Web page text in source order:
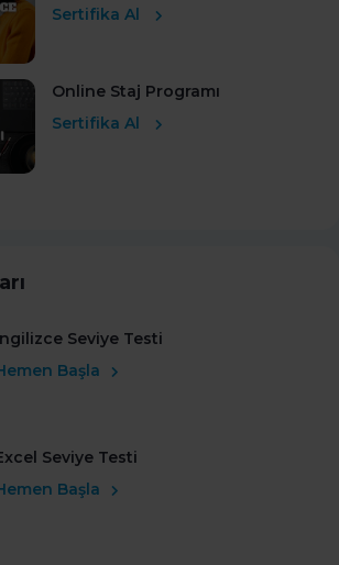
Sertifika Al
Online Staj Programı
Sertifika Al
Seviye Testi
Başla
Seviye Testi
Başla